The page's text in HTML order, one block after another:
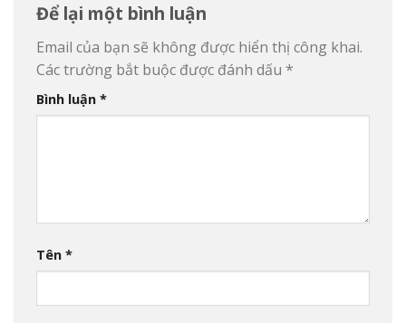
Để lại một bình luận
Email của bạn sẽ không được hiển thị công khai.
Các trường bắt buộc được đánh dấu *
Bình luận *
Tên *